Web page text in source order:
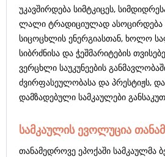
უკავშირდება სიმტკიცეს,
ლალი ტრადიციულად ასოცირდება
სიცოცხლის ენერგიასთან, ხოლო
სიბრძნისა და ჭეშმარიტების
ვერცხლი საუკუნეების
ძვირფასეულობასა და პრესტიჟს,
დამზადებული სამკაულები
სამკაულის ევოლუცია
თანამედროვე ეპოქაში სამკაულმა